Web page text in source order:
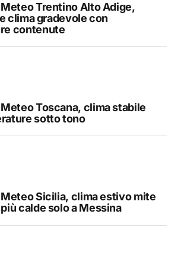
Trentino Alto Adige,
clima gradevole con
contenute
Toscana, clima stabile
sotto tono
Sicilia, clima estivo mite
calde solo a Messina